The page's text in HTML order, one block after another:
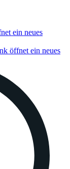
ein neues
öffnet ein neues